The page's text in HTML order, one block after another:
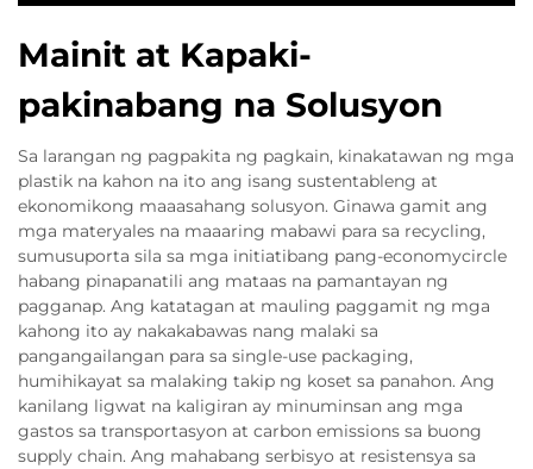
Mainit at Kapaki-
pakinabang na Solusyon
Sa larangan ng pagpakita ng pagkain, kinakatawan ng mga
plastik na kahon na ito ang isang sustentableng at
ekonomikong maaasahang solusyon. Ginawa gamit ang
mga materyales na maaaring mabawi para sa recycling,
sumusuporta sila sa mga initiatibang pang-economycircle
habang pinapanatili ang mataas na pamantayan ng
pagganap. Ang katatagan at mauling paggamit ng mga
kahong ito ay nakakabawas nang malaki sa
pangangailangan para sa single-use packaging,
humihikayat sa malaking takip ng koset sa panahon. Ang
kanilang ligwat na kaligiran ay minuminsan ang mga
gastos sa transportasyon at carbon emissions sa buong
supply chain. Ang mahabang serbisyo at resistensya sa